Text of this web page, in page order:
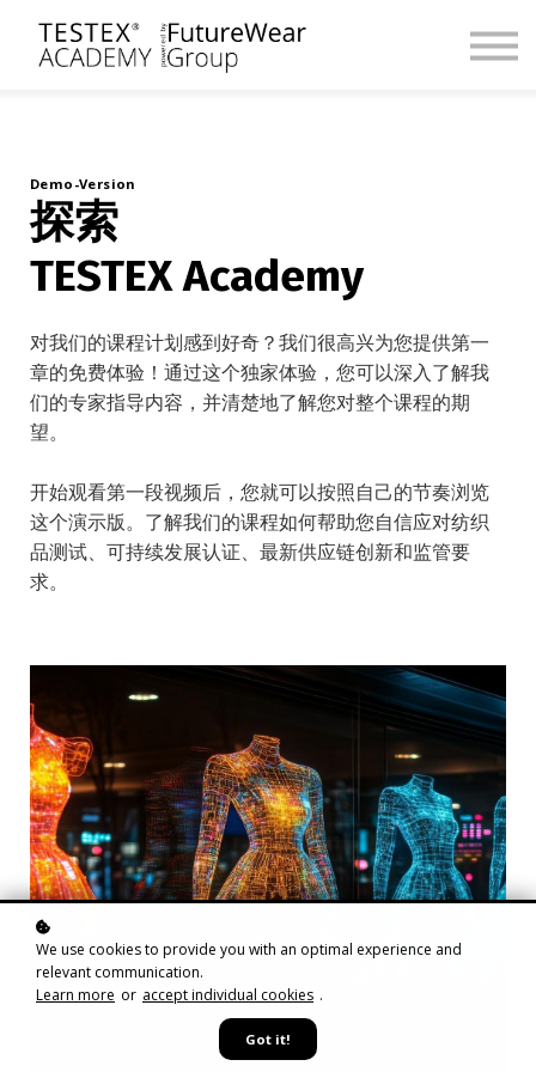
课程定制
Demo-Version
探索
TESTEX Academy
对我们的课程计划感到好奇？我们很高兴为您提供第一
章的免费体验！通过这个独家体验，您可以深入了解我
们的专家指导内容，并清楚地了解您对整个课程的期
望。
开始观看第一段视频后，您就可以按照自己的节奏浏览
这个演示版。了解我们的课程如何帮助您自信应对纺织
品测试、可持续发展认证、最新供应链创新和监管要
求。
We use cookies to provide you with an optimal experience and
relevant communication.
Learn more or accept individual cookies .
Got it!